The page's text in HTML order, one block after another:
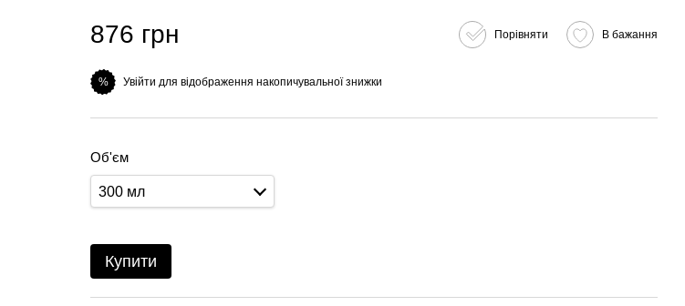
876 грн Порівняти В бажання
% Увійти для відображення накопичувальної знижки
Об'єм
300 мл
Купити